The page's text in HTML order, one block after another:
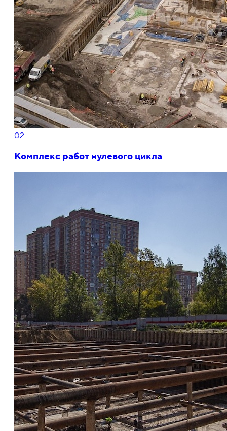
02
Комплекс работ нулевого цикла